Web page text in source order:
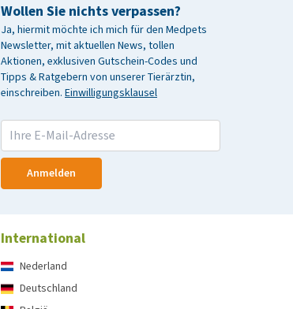
Wollen Sie nichts verpassen?
Ja, hiermit möchte ich mich für den Medpets
Newsletter, mit aktuellen News, tollen
Aktionen, exklusiven Gutschein-Codes und
Tipps & Ratgebern von unserer Tierärztin,
einschreiben. Einwilligungsklausel
Anmelden
International
Nederland
Deutschland